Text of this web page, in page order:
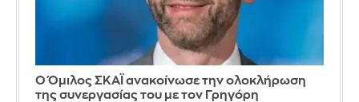
Ο Όμιλος ΣΚΑΪ ανακοίνωσε την ολοκλήρωση
της συνεργασίας του με τον Γρηγόρη